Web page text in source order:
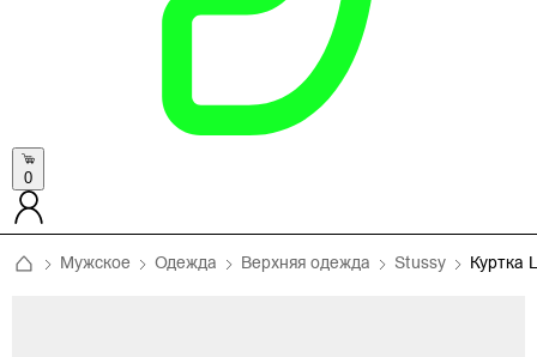
0
Мужское Одежда Верхняя одежда Stussy Куртка